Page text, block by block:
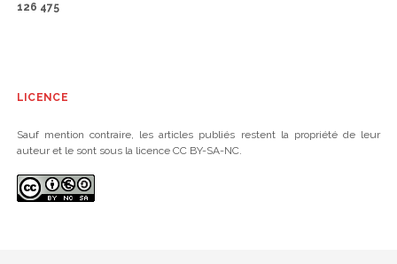
126 475
LICENCE
Sauf mention contraire, les articles publiés restent la propriété de leur
auteur et le sont sous la licence CC BY-SA-NC.